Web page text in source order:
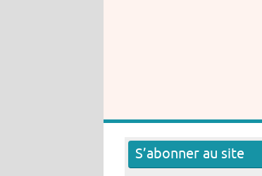
S’abonner au site